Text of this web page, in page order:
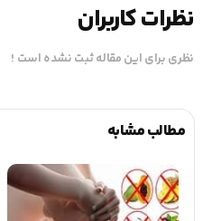
نظرات کاربران
نظری برای این مقاله ثبت نشده است !
مطالب مشابه